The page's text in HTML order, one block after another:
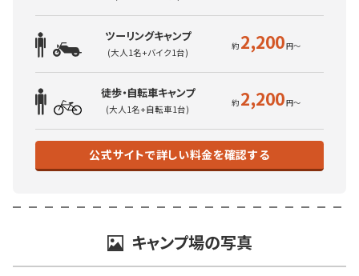
ツーリングキャンプ
(大人1名+バイク1台) 2,200
徒歩・自転車キャンプ
(大人1名+自転車1台) 2,200
公式サイトで詳しい料金を確認する
キャンプ場の写真